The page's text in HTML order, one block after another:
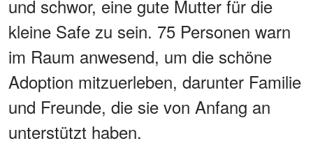
und schwor, eine gute Mutter für die
kleine Safe zu sein. 75 Personen warn
im Raum anwesend, um die schöne
Adoption mitzuerleben, darunter Familie
und Freunde, die sie von Anfang an
unterstützt haben.